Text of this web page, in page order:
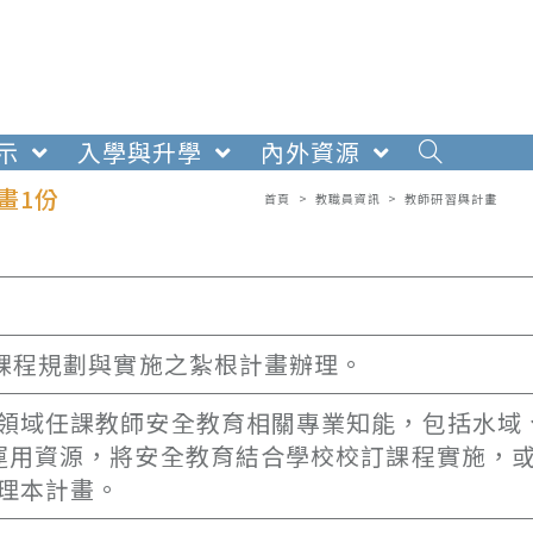
入學與升學
內外資源
1份
首頁 > 教職員資訊 > 教師研習與計畫
規劃與實施之紮根計畫辦理。
域任課教師安全教育相關專業知能，包括水域
資源，將安全教育結合學校校訂課程實施，
本計畫。